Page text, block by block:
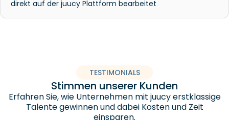
direkt auf der juucy Plattform bearbeitet
TESTIMONIALS
Stimmen unserer Kunden
Erfahren Sie, wie Unternehmen mit juucy erstklassige
Talente gewinnen und dabei Kosten und Zeit
einsparen.